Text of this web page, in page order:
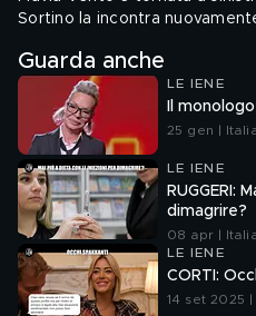
Sortino la incontra
Guarda anche
LE IENE
Il
25 gen | Italia
LE IENE
RUGGERI:
dimagrire?
08 apr | Italia
LE IENE
CORTI:
14 set 2025 |